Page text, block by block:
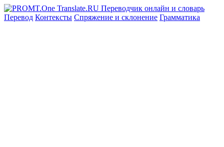
Перевод Контексты Спряжение и склонение Грамматика